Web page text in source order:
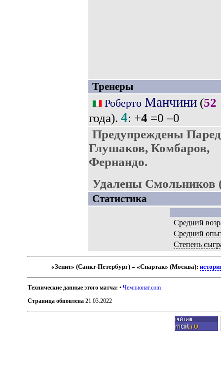
Тренеры
Роберто Манчини(52
года). 4: +4 =0 –0
Предупреждены
Глушаков, Комбаров,
Фернандо.
Удалены Смольников
Статистика
Средний
Средний
Степень
«Зенит» (Санкт-Петербург) – «Спартак» (Москва):
Технические данные этого матча: •Чемпионат.com
Страница обновлена 21.03.2022